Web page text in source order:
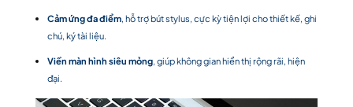
Cảm ứng đa điểm, hỗ trợ bút stylus, cực kỳ tiện lợi cho thiết kế, ghi
chú, ký tài liệu.
Viền màn hình siêu mỏng, giúp không gian hiển thị rộng rãi, hiện
đại.